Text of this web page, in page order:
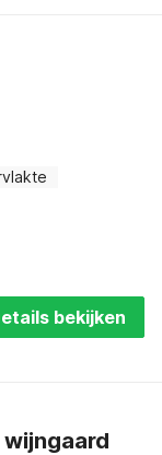
bekijken